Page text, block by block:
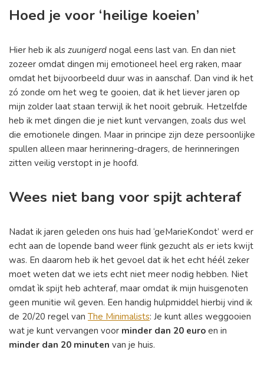
Hoed je voor ‘heilige koeien’
Hier heb ik als zuunigerd nogal eens last van. En dan niet
zozeer omdat dingen mij emotioneel heel erg raken, maar
omdat het bijvoorbeeld duur was in aanschaf. Dan vind ik het
zó zonde om het weg te gooien, dat ik het liever jaren op
mijn zolder laat staan terwijl ik het nooit gebruik. Hetzelfde
heb ik met dingen die je niet kunt vervangen, zoals dus wel
die emotionele dingen. Maar in principe zijn deze persoonlijke
spullen alleen maar herinnering-dragers, de herinneringen
zitten veilig verstopt in je hoofd.
Wees niet bang voor spijt achteraf
Nadat ik jaren geleden ons huis had ‘geMarieKondot’ werd er
echt aan de lopende band weer flink gezucht als er iets kwijt
was. En daarom heb ik het gevoel dat ik het echt héél zeker
moet weten dat we iets echt niet meer nodig hebben. Niet
omdat ìk spijt heb achteraf, maar omdat ik mijn huisgenoten
geen munitie wil geven. Een handig hulpmiddel hierbij vind ik
de 20/20 regel van The Minimalists: Je kunt alles weggooien
wat je kunt vervangen voor minder dan 20 euro en in
minder dan 20 minuten van je huis.